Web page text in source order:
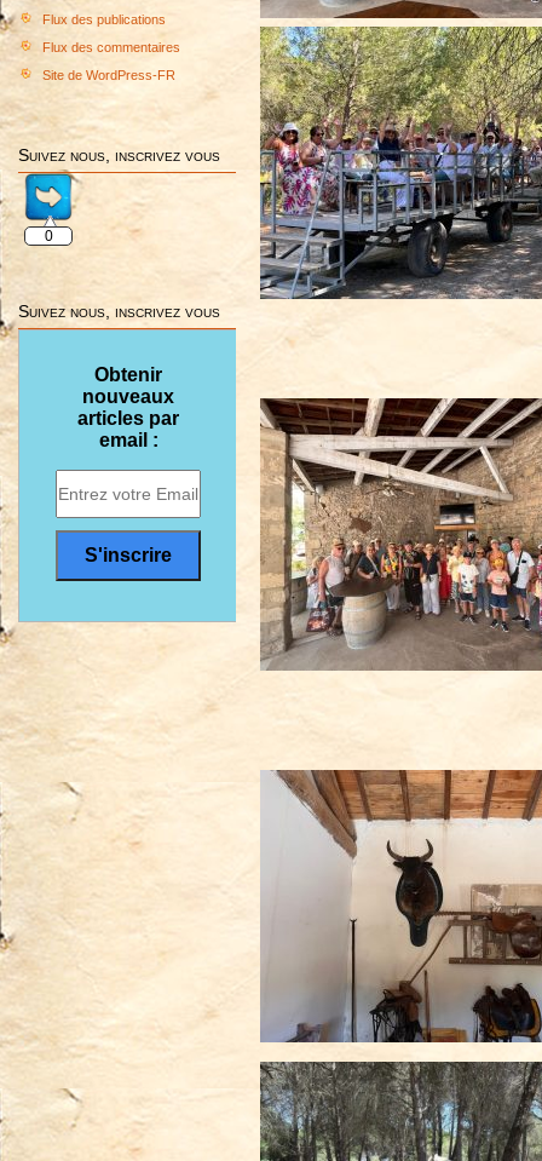
Flux des publications
Flux des commentaires
Site de WordPress-FR
Suivez nous, inscrivez vous
0
Suivez nous, inscrivez vous
Obtenir
nouveaux
articles par
email :